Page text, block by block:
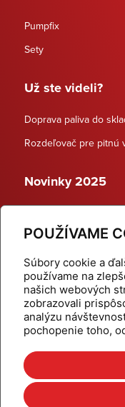
POUŽÍVAME
Súbory cookie a
používame na
našich webových
zobrazovali
analýzu
pochopenie toho,
Pumpfix
Sety
Už ste videli?
Doprava paliva do
Rozdeľovač pre pitnú
Novinky 2025
Dynamické
Domov
Aktuality
Kalkulačky
Na stiahnutie